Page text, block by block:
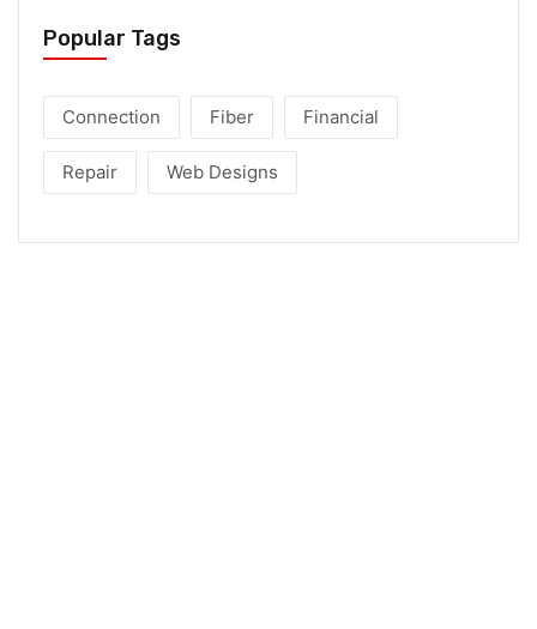
Popular Tags
Connection Fiber Financial
Repair Web Designs